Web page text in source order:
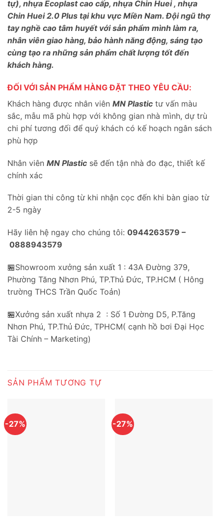
tự), nhựa Ecoplast cao cấp, nhựa Chin Huei , nhựa
Chin Huei 2.0 Plus tại khu vực Miền Nam. Đội ngũ thợ
tay nghề cao tâm huyết với sản phẩm mình làm ra,
nhân viên giao hàng, bảo hành năng động, sáng tạo
cùng tạo ra những sản phẩm chất lượng tốt đến
khách hàng.
ĐỐI VỚI SẢN PHẨM HÀNG ĐẶT THEO YÊU CẦU:
Khách hàng được nhân viên MN Plastic tư vấn màu
sắc, mẫu mã phù hợp với không gian nhà mình, dự trù
chi phí tương đối để quý khách có kế hoạch ngân sách
phù hợp
Nhân viên MN Plastic sẽ đến tận nhà đo đạc, thiết kế
chính xác
Thời gian thi công từ khi nhận cọc đến khi bàn giao từ
2-5 ngày
Hãy liên hệ ngay cho chúng tôi: 0944263579 –
0888943579
🏪Showroom xưởng sản xuất 1 : 43A Đường 379,
Phường Tăng Nhơn Phú, TP.Thủ Đức, TP.HCM ( Hông
trường THCS Trần Quốc Toản)
🏪Xưởng sản xuất nhựa 2 : Số 1 Đường D5, P.Tăng
Nhơn Phú, TP.Thủ Đức, TPHCM( cạnh hồ bơi Đại Học
Tài Chính – Marketing)
SẢN PHẨM TƯƠNG TỰ
-27% -27%